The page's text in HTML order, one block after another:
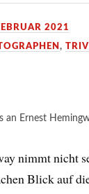
2021
,
an Ernest
nimmt nicht
Blick auf